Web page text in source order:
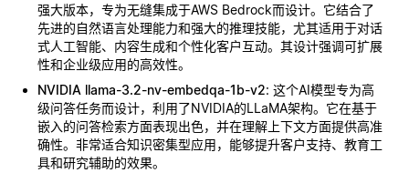
强大版本，专为无缝集成于AWS Bedrock而设计。它结合了
先进的自然语言处理能力和强大的推理技能，尤其适用于对话
式人工智能、内容生成和个性化客户互动。其设计强调可扩展
性和企业级应用的高效性。
NVIDIA llama-3.2-nv-embedqa-1b-v2: 这个AI模型专为高
级问答任务而设计，利用了NVIDIA的LLaMA架构。它在基于
嵌入的问答检索方面表现出色，并在理解上下文方面提供高准
确性。非常适合知识密集型应用，能够提升客户支持、教育工
具和研究辅助的效果。